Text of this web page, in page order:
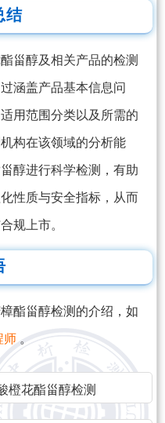
结
甾醇及相关产品的检测
涵盖产品基本信息问
用范围分类以及所需的
构在该领域的分析能
醇进行科学检测，有助
性质与安全指标，从而
规上市。
酯甾醇检测的介绍，如
师 。
橙花酯甾醇检测